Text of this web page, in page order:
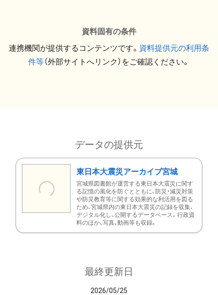
資料固有の条件
連携機関が提供するコンテンツです。 資料提供元の利用条
件等（外部サイトへリンク）をご確認ください。
データの提供元
東日本大震災アーカイブ宮城
宮城県図書館が運営する東日本大震災に関す
る記憶の風化を防ぐとともに、防災・減災対策
や防災教育等に関する効果的な利活用を図る
ため、宮城県内の東日本大震災の記録を収集、
デジタル化し、公開するデータベース。行政資
料のほか、写真、動画等も収録。
最終更新日
2026/05/25